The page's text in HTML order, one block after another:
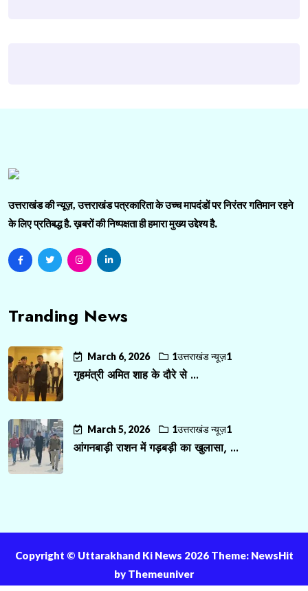
उत्तराखंड की न्यूज़, उत्तराखंड पत्रकारिता के उच्च मापदंडों पर निरंतर गतिमान रहने
के लिए प्रतिबद्ध है. ख़बरों की निष्पक्षता ही हमारा मुख्य उद्देश्य है.
Tranding News
March 6, 2026 1उत्तराखंड न्यूज़1
गृहमंत्री अमित शाह के दौरे से ...
March 5, 2026 1उत्तराखंड न्यूज़1
आंगनबाड़ी राशन में गड़बड़ी का खुलासा, ...
Copyright ©️ Uttarakhand Ki News 2026 Theme: NewsHit
by Themeuniver